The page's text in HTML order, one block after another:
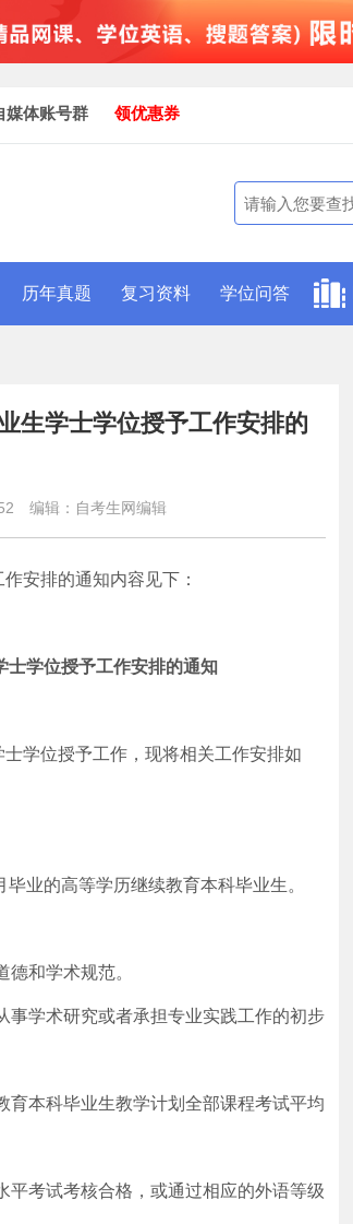
媒体账号群 领优惠券
历年真题 复习资料 学位问答
生学士学位授予工作安排的
编辑：自考生网编辑
安排的通知内容见下：
学位授予工作安排的通知
学位授予工作，现将相关工作安排如
业的高等学历继续教育本科毕业生。
和学术规范。
事学术研究或者承担专业实践工作的初步
本科毕业生教学计划全部课程考试平均
考试考核合格，或通过相应的外语等级